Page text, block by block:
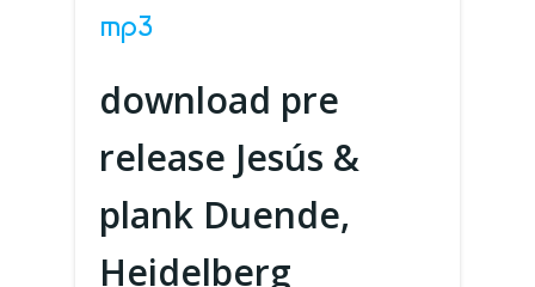
mp3
download pre
release Jesús &
plank Duende,
Heidelberg